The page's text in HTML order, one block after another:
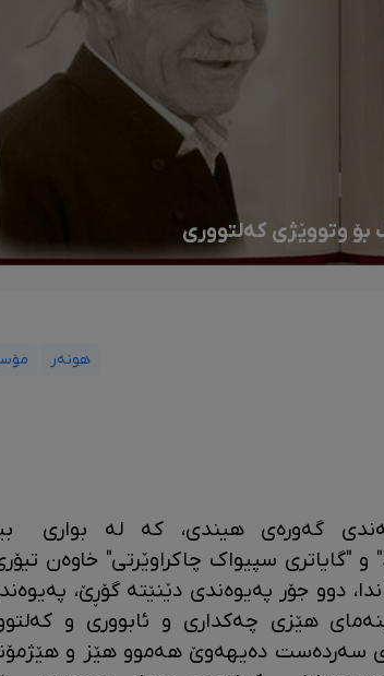
وتووێژی کەلتووری
هونەر
گەورەی هیندی، کە لە بواری
و "گایاتری سپیواک چاکراوێرتی" خاوەن
دوو جۆر پەیوەندی دێنێتە گۆڕێ،
هێزی چەکداری و ئابووری و
سەردەست دەیهەوێ هەموو هێز و